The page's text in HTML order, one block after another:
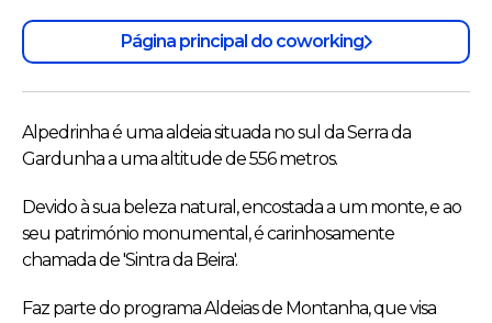
Página principal do coworking
Alpedrinha é uma aldeia situada no sul da Serra da
Gardunha a uma altitude de 556 metros.
Devido à sua beleza natural, encostada a um monte, e ao
seu património monumental, é carinhosamente
chamada de 'Sintra da Beira'.
Faz parte do programa Aldeias de Montanha, que visa